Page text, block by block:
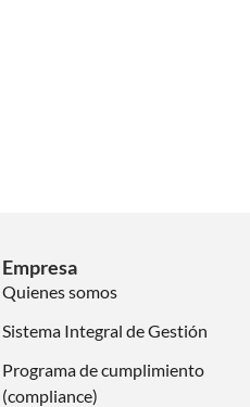
Empresa
Quienes somos
Sistema Integral de Gestión
Programa de cumplimiento
(compliance)